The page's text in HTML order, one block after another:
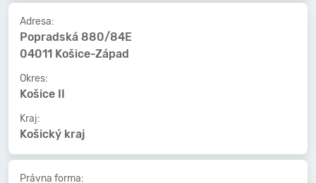
Adresa:
Popradská 880/84E
04011 Košice-Západ
Okres:
Košice II
Kraj:
Košický kraj
Právna forma: